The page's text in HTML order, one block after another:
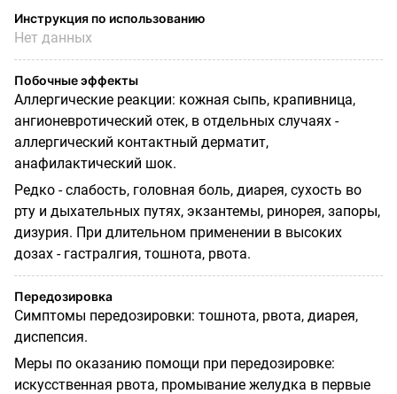
Инструкция по использованию
Нет данных
Побочные эффекты
Аллергические реакции: кожная сыпь, крапивница,
ангионевротический отек, в отдельных случаях -
аллергический контактный дерматит,
анафилактический шок.
Редко - слабость, головная боль, диарея, сухость во
рту и дыхательных путях, экзантемы, ринорея, запоры,
дизурия. При длительном применении в высоких
дозах - гастралгия, тошнота, рвота.
Передозировка
Симптомы передозировки: тошнота, рвота, диарея,
диспепсия.
Меры по оказанию помощи при передозировке:
искусственная рвота, промывание желудка в первые